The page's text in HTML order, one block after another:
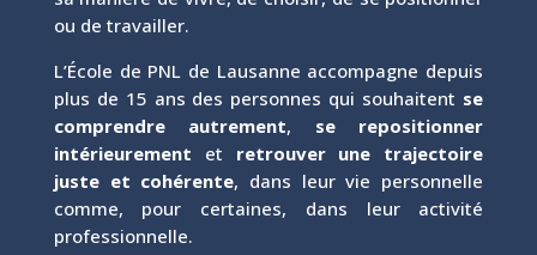
ou de travailler.
L’École de PNL de Lausanne accompagne depuis
plus de 15 ans des personnes qui souhaitent se
comprendre autrement, se repositionner
intérieurement et retrouver une trajectoire
juste et cohérente, dans leur vie personnelle
comme, pour certaines, dans leur activité
professionnelle.